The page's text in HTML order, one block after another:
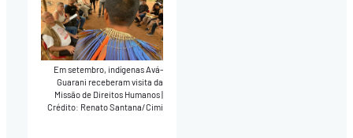
Em setembro, indígenas Avá-
Guarani receberam visita da
Missão de Direitos Humanos|
Crédito: Renato Santana/Cimi